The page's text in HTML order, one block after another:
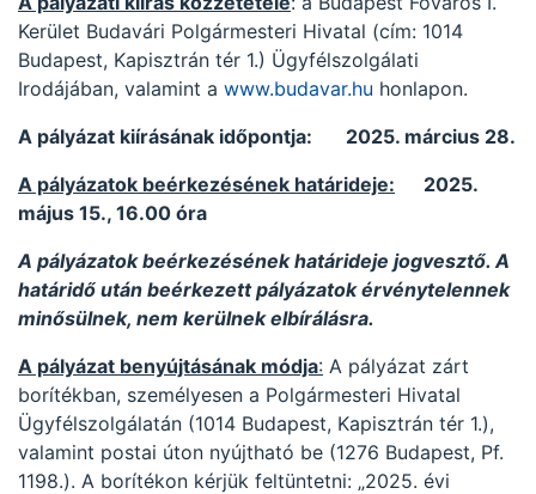
Kerület Budavári Polgármesteri Hivatal (cím: 1014
Budapest, Kapisztrán tér 1.) Ügyfélszolgálati
Irodájában, valamint a www.budavar.hu honlapon.
A pályázat kiírásának időpontja: 2025. március 28.
A pályázatok beérkezésének határideje: 2025.
május 15., 16.00 óra
A pályázatok beérkezésének határideje jogvesztő. A
határidő után beérkezett pályázatok érvénytelennek
minősülnek, nem kerülnek elbírálásra.
A pályázat benyújtásának módja: A pályázat zárt
borítékban, személyesen a Polgármesteri Hivatal
Ügyfélszolgálatán (1014 Budapest, Kapisztrán tér 1.),
valamint postai úton nyújtható be (1276 Budapest, Pf.
1198.). A borítékon kérjük feltüntetni: „2025. évi